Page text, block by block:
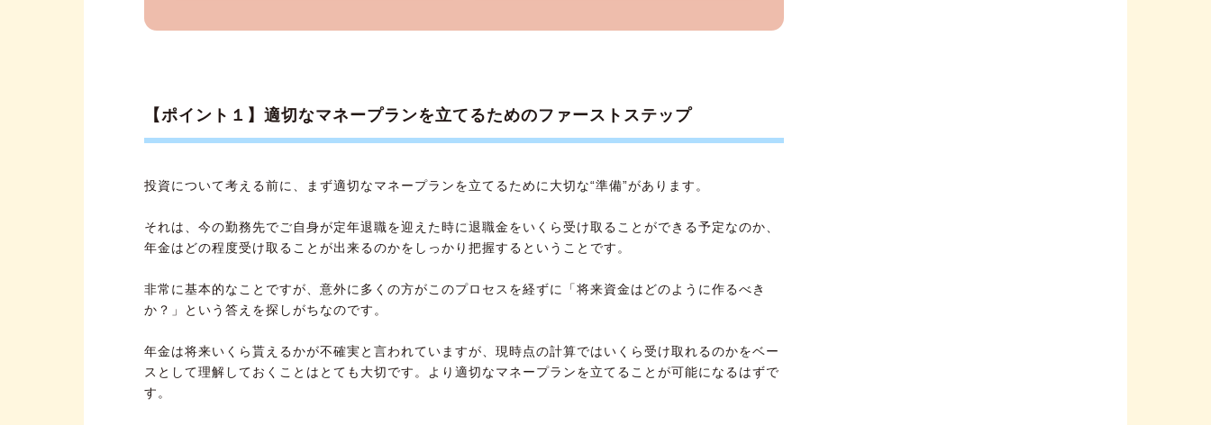
【ポイント１】適切なマネープランを立てるためのファーストステップ
投資について考える前に、まず適切なマネープランを立てるために大切な“準備”があります。
それは、今の勤務先でご自身が定年退職を迎えた時に退職金をいくら受け取ることができる予定なのか、
年金はどの程度受け取ることが出来るのかをしっかり把握するということです。
非常に基本的なことですが、意外に多くの方がこのプロセスを経ずに「将来資金はどのように作るべき
か？」という答えを探しがちなのです。
年金は将来いくら貰えるかが不確実と言われていますが、現時点の計算ではいくら受け取れるのかをベー
スとして理解しておくことはとても大切です。より適切なマネープランを立てることが可能になるはずで
す。